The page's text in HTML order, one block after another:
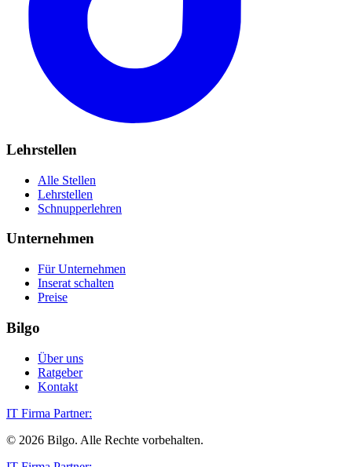
Lehrstellen
Alle Stellen
Lehrstellen
Schnupperlehren
Unternehmen
Für Unternehmen
Inserat schalten
Preise
Bilgo
Über uns
Ratgeber
Kontakt
IT Firma Partner:
© 2026 Bilgo. Alle Rechte vorbehalten.